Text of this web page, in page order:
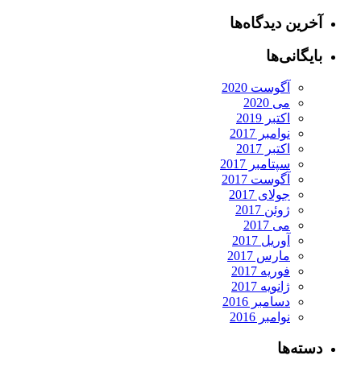
آخرین دیدگاه‌ها
بایگانی‌ها
آگوست 2020
می 2020
اکتبر 2019
نوامبر 2017
اکتبر 2017
سپتامبر 2017
آگوست 2017
جولای 2017
ژوئن 2017
می 2017
آوریل 2017
مارس 2017
فوریه 2017
ژانویه 2017
دسامبر 2016
نوامبر 2016
دسته‌ها